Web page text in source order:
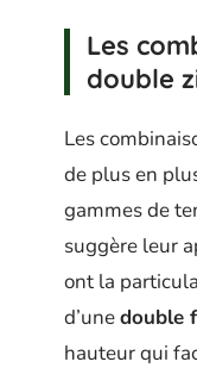
Les
double
Les
de plus en
gammes de
suggère leur
ont la
d’unedouble
hauteur qui